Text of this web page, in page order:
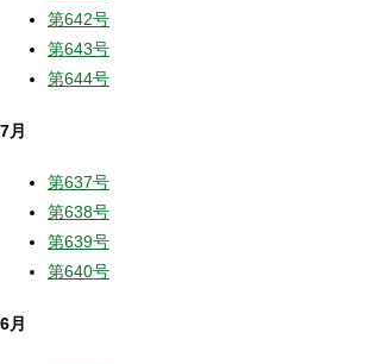
第642号
第643号
第644号
7月
第637号
第638号
第639号
第640号
6月